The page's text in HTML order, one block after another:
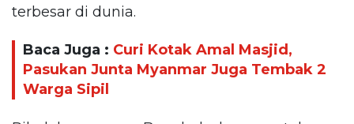
terbesar di dunia.
Baca Juga : Curi Kotak Amal Masjid,
Pasukan Junta Myanmar Juga Tembak 2
Warga Sipil